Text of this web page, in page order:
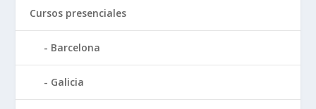
Cursos presenciales
Barcelona
Galicia